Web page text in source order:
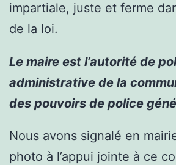
impartiale, juste et ferme
de la loi.
Le maire est l’autorité de
administrative de la
des pouvoirs de police
Nous avons signalé en
photo à l’appui jointe à ce